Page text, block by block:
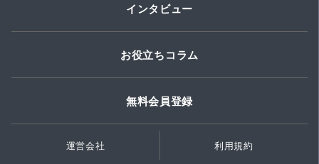
インタビュー
お役立ちコラム
無料会員登録
運営会社 利用規約